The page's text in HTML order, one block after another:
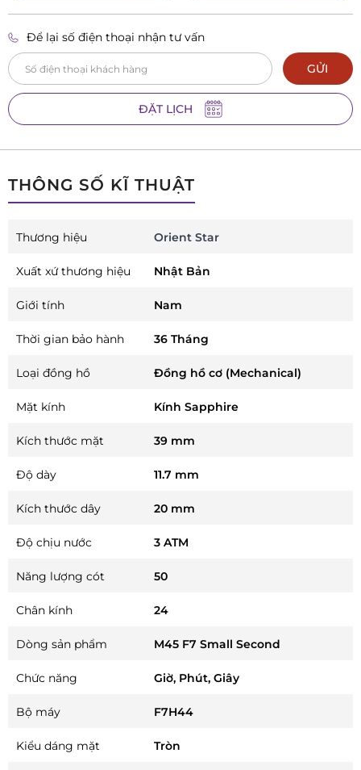
Để lại số điện thoại nhận tư vấn
GỬI
ĐẶT LỊCH
THÔNG SỐ KĨ THUẬT
Thương hiệu Orient Star
Xuất xứ thương hiệu Nhật Bản
Giới tính Nam
Thời gian bảo hành 36 Tháng
Loại đồng hồ Đồng hồ cơ (Mechanical)
Mặt kính Kính Sapphire
Kích thước mặt 39 mm
Độ dày 11.7 mm
Kích thước dây 20 mm
Độ chịu nước 3 ATM
Năng lượng cót 50
Chân kính 24
Dòng sản phẩm M45 F7 Small Second
Chức năng Giờ, Phút, Giây
Bộ máy F7H44
Kiểu dáng mặt Tròn